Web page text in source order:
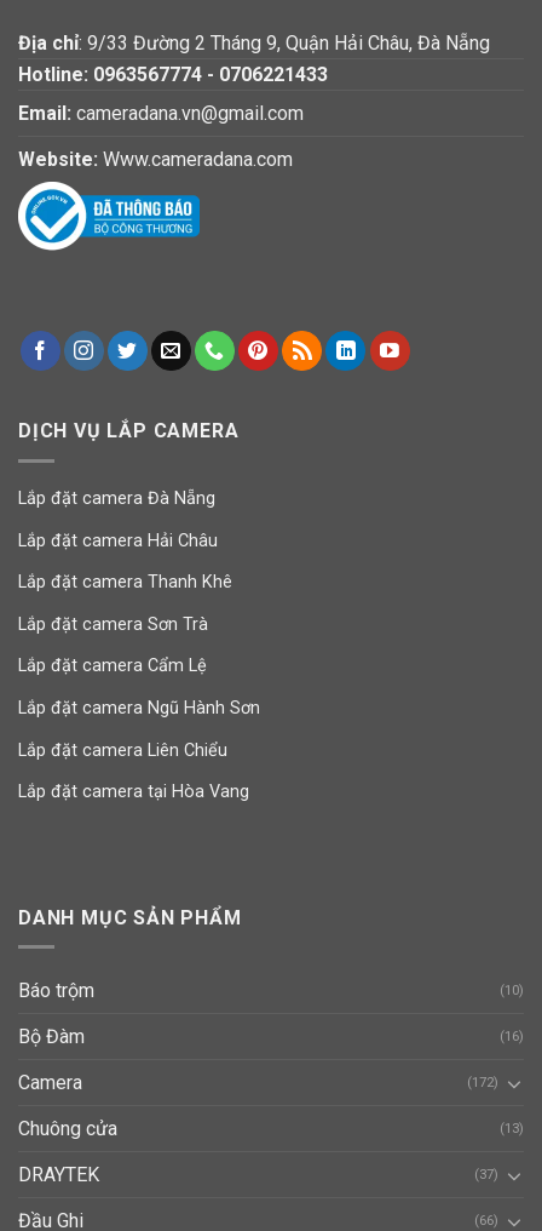
Địa chỉ: 9/33 Đường 2 Tháng 9, Quận Hải Châu, Đà Nẵng
Hotline: 0963567774 - 0706221433
Email: cameradana.vn@gmail.com
Website: Www.cameradana.com
DỊCH VỤ LẮP CAMERA
Lắp đặt camera Đà Nẵng
Lắp đặt camera Hải Châu
Lắp đặt camera Thanh Khê
Lắp đặt camera Sơn Trà
Lắp đặt camera Cẩm Lệ
Lắp đặt camera Ngũ Hành Sơn
Lắp đặt camera Liên Chiểu
Lắp đặt camera tại Hòa Vang
DANH MỤC SẢN PHẨM
Báo trộm (10)
Bộ Đàm (16)
Camera (172)
Chuông cửa (13)
DRAYTEK (37)
Đầu Ghi (66)